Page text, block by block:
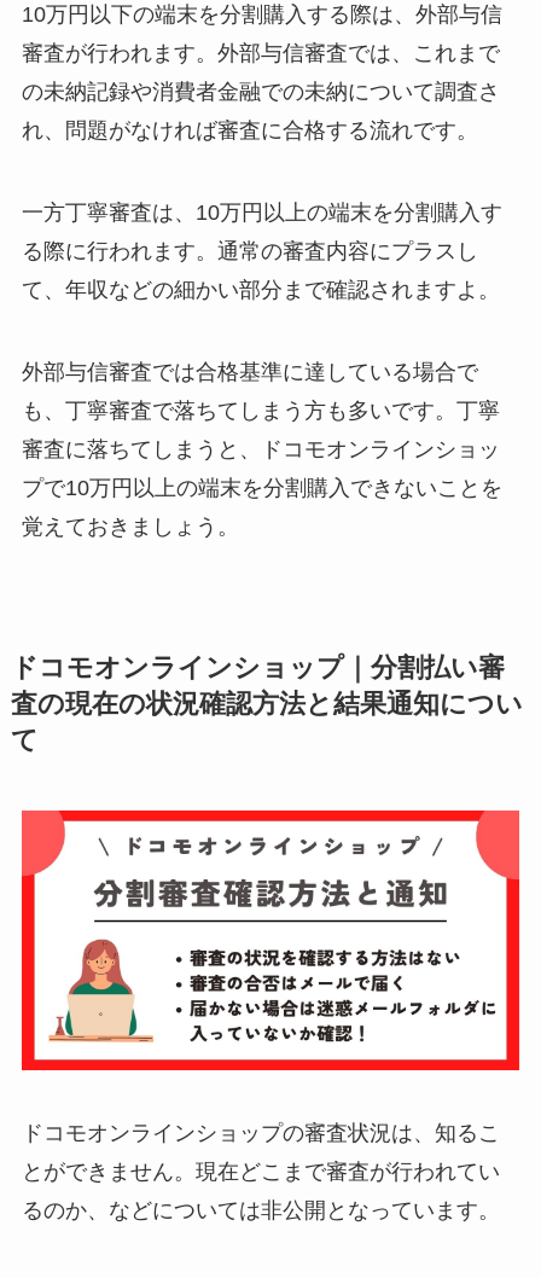
10万円以下の端末を分割購入する際は、外部与信
審査が行われます。外部与信審査では、これまで
の未納記録や消費者金融での未納について調査さ
れ、問題がなければ審査に合格する流れです。
一方丁寧審査は、10万円以上の端末を分割購入す
る際に行われます。通常の審査内容にプラスし
て、年収などの細かい部分まで確認されますよ。
外部与信審査では合格基準に達している場合で
も、丁寧審査で落ちてしまう方も多いです。丁寧
審査に落ちてしまうと、ドコモオンラインショッ
プで10万円以上の端末を分割購入できないことを
覚えておきましょう。
ドコモオンラインショップ｜分割払い審
査の現在の状況確認方法と結果通知につい
て
ドコモオンラインショップの審査状況は、知るこ
とができません。現在どこまで審査が行われてい
るのか、などについては非公開となっています。